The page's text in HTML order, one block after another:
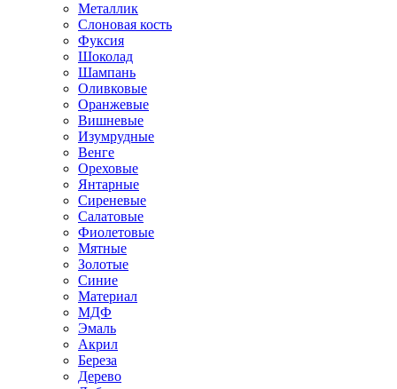
Металлик
Слоновая кость
Фуксия
Шоколад
Шампань
Оливковые
Оранжевые
Вишневые
Изумрудные
Венге
Ореховые
Янтарные
Сиреневые
Салатовые
Фиолетовые
Мятные
Золотые
Синие
Материал
МДФ
Эмаль
Акрил
Береза
Дерево